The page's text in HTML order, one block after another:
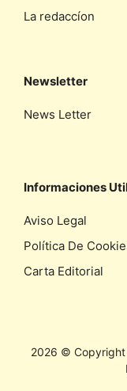
La redaccíon
Newsletter
News Letter
Informaciones
Aviso Legal
Política De
Carta Editorial
2026 © Copyright